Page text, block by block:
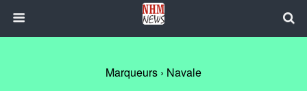
Marqueurs › Navale